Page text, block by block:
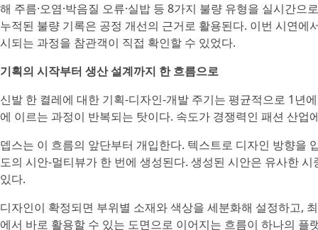
해 주름·오염·박음질 오류·실밥 등 8가지 불량 유형을 실시간
누적된 불량 기록은 공정 개선의 근거로 활용된다. 이번 시연
시되는 과정을 참관객이 직접 확인할 수 있었다.
기획의 시작부터 생산 설계까지 한 흐름으로
신발 한 켤레에 대한 기획-디자인-개발 주기는 평균적으로 1년
에 이르는 과정이 반복되는 탓이다. 속도가 경쟁력인 패션 산업
뎁스는 이 흐름의 앞단부터 개입한다. 텍스트로 디자인 방향을
도의 시안-멀티뷰가 한 번에 생성된다. 생성된 시안은 유사한
있다.
디자인이 확정되면 부위별 소재와 색상을 세분화해 설정하고,
에서 바로 활용할 수 있는 도면으로 이어지는 흐름이 하나의 플